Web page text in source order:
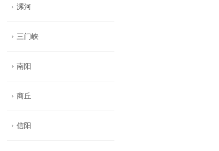
漯河
三门峡
南阳
商丘
信阳